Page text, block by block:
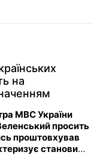
на
МВС України
просить
проштовхував
становище